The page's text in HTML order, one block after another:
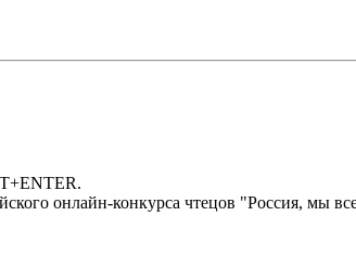
онлайн-конкурса чтецов "Россия, мы